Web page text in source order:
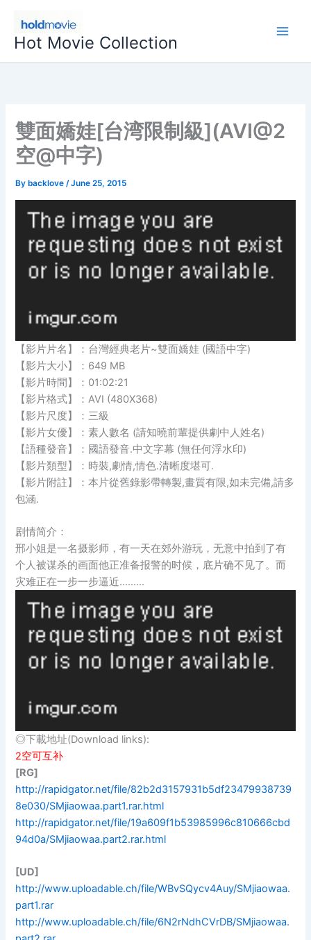
content
Hot Movie Collection
雙面嬌娃[台湾限制級](AVI@2
空@中字)
By backlove/June 25, 2015
【影片片名】：台灣經典老片~雙面嬌娃 (國語中字)
【影片大小】：649 MB
【影片時間】：01:02:21
【影片格式】：AVI (480X368)
【影片尺度】：三級
【影片女優】：素人數名 (請知曉前輩提供劇中人姓名)
【語種發音】：國語發音.中文字幕 (無任何浮水印)
【影片類型】：時裝,劇情,情色.清晰度堪可.
【影片附註】：本片從舊錄影帶轉製,畫質有限,如未完備,請多
包涵.
剧情简介：
邢小姐是一名摄影师，有一天在郊外游玩，无意中拍到了有
个人被谋杀的画面他正准备报警的时候，底片确不见了。而
灾难正在一步一步逼近………
◎下載地址(Download links):
2空可互补
[RG]
http://rapidgator.net/file/82b2d3157931b5df23479938739
8e030/SMjiaowaa.part1.rar.html
http://rapidgator.net/file/19a609f1b53985996c810666cbd
94d0a/SMjiaowaa.part2.rar.html
[UD]
http://www.uploadable.ch/file/WBvSQycv4Auy/SMjiaowaa.
part1.rar
http://www.uploadable.ch/file/6N2rNdhCVrDB/SMjiaowaa.